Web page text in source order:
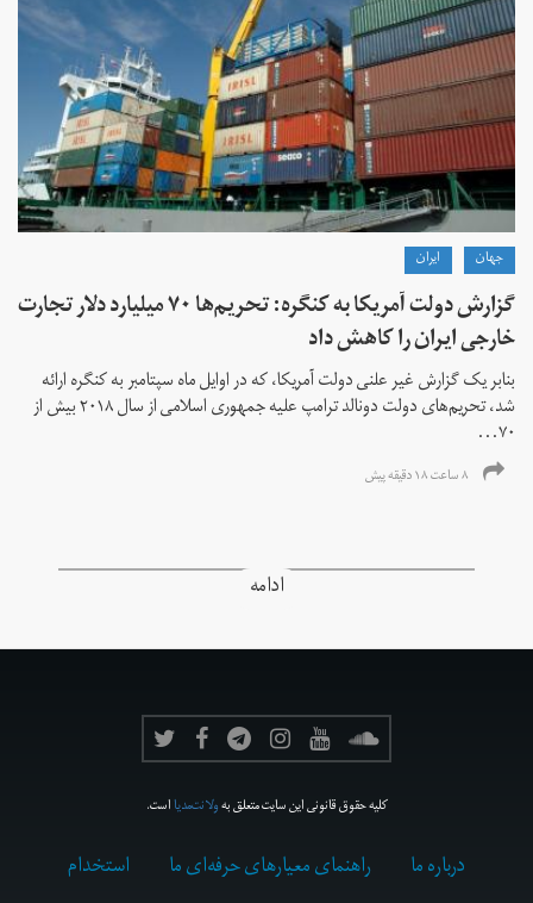
جهان ايران
گزارش دولت آمریکا به کنگره: تحریم‌ها ۷۰ میلیارد دلار تجارت
خارجی ایران را کاهش داد
بنابر یک گزارش غیر علنی دولت آمریکا، که در اوایل ماه سپتامبر به کنگره ارائه
شد، تحریم‌های دولت دونالد ترامپ علیه جمهوری اسلامی از سال ۲۰۱۸ بیش از
۷۰...
۸ ساعت ۱۸ دقیقه پیش
ادامه
کلیه حقوق قانونی این سایت متعلق بهولانت‌مدیااست.
درباره ما راهنمای معیارهای حرفه‌ای ما
استخدام